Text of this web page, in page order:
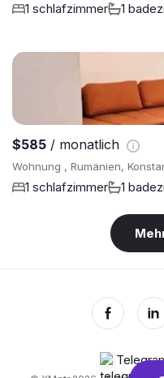
1 schlafzimmer 1
$585 / monatlich
Wohnung , Rumänien,
1 schlafzimmer 1